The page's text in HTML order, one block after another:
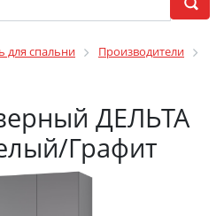
для спальни
Производители
ДЕЛЬТА
Графит